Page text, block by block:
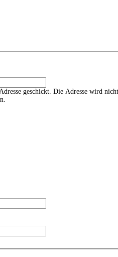
geschickt. Die Adresse wird